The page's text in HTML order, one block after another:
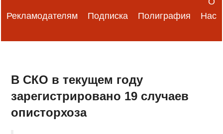
Рекламодателям Подписка Полиграфия
Нас
В СКО в текущем году
зарегистрировано 19 случаев
описторхоза